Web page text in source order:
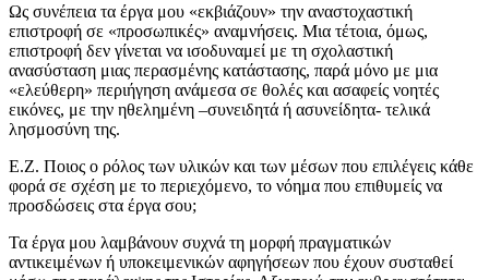
Ως συνέπεια τα έργα μου «εκβιάζουν» την αναστοχαστική
επιστροφή σε «προσωπικές» αναμνήσεις. Μια τέτοια, όμως,
επιστροφή δεν γίνεται να ισοδυναμεί με τη σχολαστική
ανασύσταση μιας περασμένης κατάστασης, παρά μόνο με μια
«ελεύθερη» περιήγηση ανάμεσα σε θολές και ασαφείς νοητές
εικόνες, με την ηθελημένη –συνειδητά ή ασυνείδητα- τελικά
λησμοσύνη της.
Ε.Ζ. Ποιος ο ρόλος των υλικών και των μέσων που επιλέγεις κάθε
φορά σε σχέση με το περιεχόμενο, το νόημα που επιθυμείς να
προσδώσεις στα έργα σου;
Τα έργα μου λαμβάνουν συχνά τη μορφή πραγματικών
αντικειμένων ή υποκειμενικών αφηγήσεων που έχουν συσταθεί